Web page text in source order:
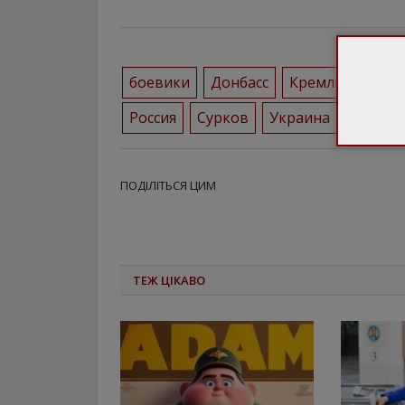
боевики Донбасс Кремль
Россия
Сурков Украина
ПОДІЛІТЬСЯ ЦИМ
ТЕЖ ЦІКАВО